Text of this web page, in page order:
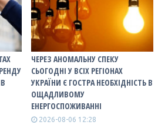
ЧЕРЕЗ АНОМАЛЬНУ СПЕКУ
СЬОГОДНІ У ВСІХ РЕГІОНАХ
УКРАЇНИ Є ГОСТРА НЕОБХІДНІСТЬ В
ОЩАДЛИВОМУ
ЕНЕРГОСПОЖИВАННІ
2026-08-06 12:28